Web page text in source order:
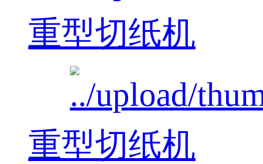
重型切纸机
重型切纸机